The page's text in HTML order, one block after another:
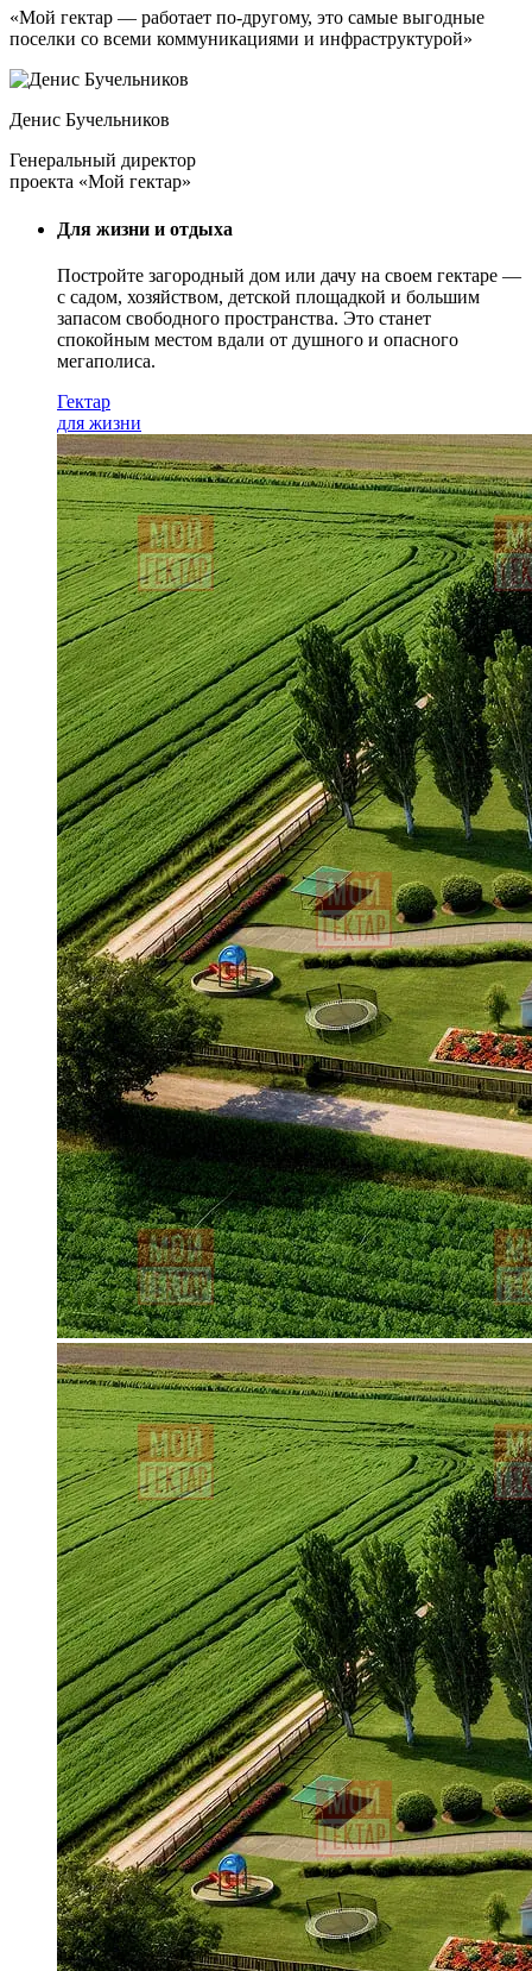
«Мой гектар — работает по-другому, это самые выгодные
поселки со всеми коммуникациями и инфраструктурой»
Денис Бучельников
Генеральный директор
проекта «Мой гектар»
Для жизни и отдыха
Постройте загородный дом или дачу на своем гектаре —
с садом, хозяйством, детской площадкой и большим
запасом свободного пространства. Это станет
спокойным местом вдали от душного и опасного
мегаполиса.
Гектар
для жизни